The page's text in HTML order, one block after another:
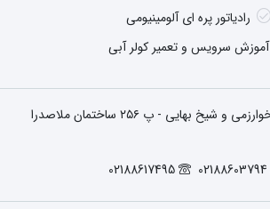
رادیاتور پره ای آلومینیومی
آموزش سرویس و تعمیر کولر آبی
خ ملاصدرا -بین خ خوارزمی و شیخ بهایی - پ ۲۵۶ ساختمان ملاصدرا
02188603794
02188617495